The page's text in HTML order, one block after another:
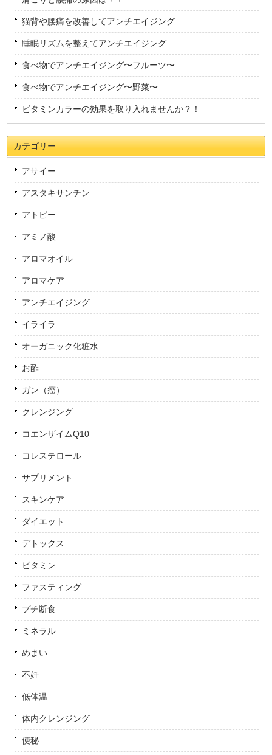
猫背や腰痛を改善してアンチエイジング
睡眠リズムを整えてアンチエイジング
食べ物でアンチエイジング〜フルーツ〜
食べ物でアンチエイジング〜野菜〜
ビタミンカラーの効果を取り入れませんか？！
カテゴリー
アサイー
アスタキサンチン
アトピー
アミノ酸
アロマオイル
アロマケア
アンチエイジング
イライラ
オーガニック化粧水
お酢
ガン（癌）
クレンジング
コエンザイムQ10
コレステロール
サプリメント
スキンケア
ダイエット
デトックス
ビタミン
ファスティング
プチ断食
ミネラル
めまい
不妊
低体温
体内クレンジング
便秘